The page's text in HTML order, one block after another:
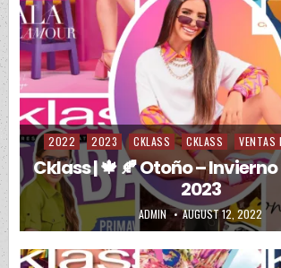
Posted in
2022 2023 CKLASS CKLASS VENTAS
Cklass | 🍁 🍂 Otoño –
2023
AUTHOR:
ADMIN PUBLISHED DATE:
AUGUST 12, 2022